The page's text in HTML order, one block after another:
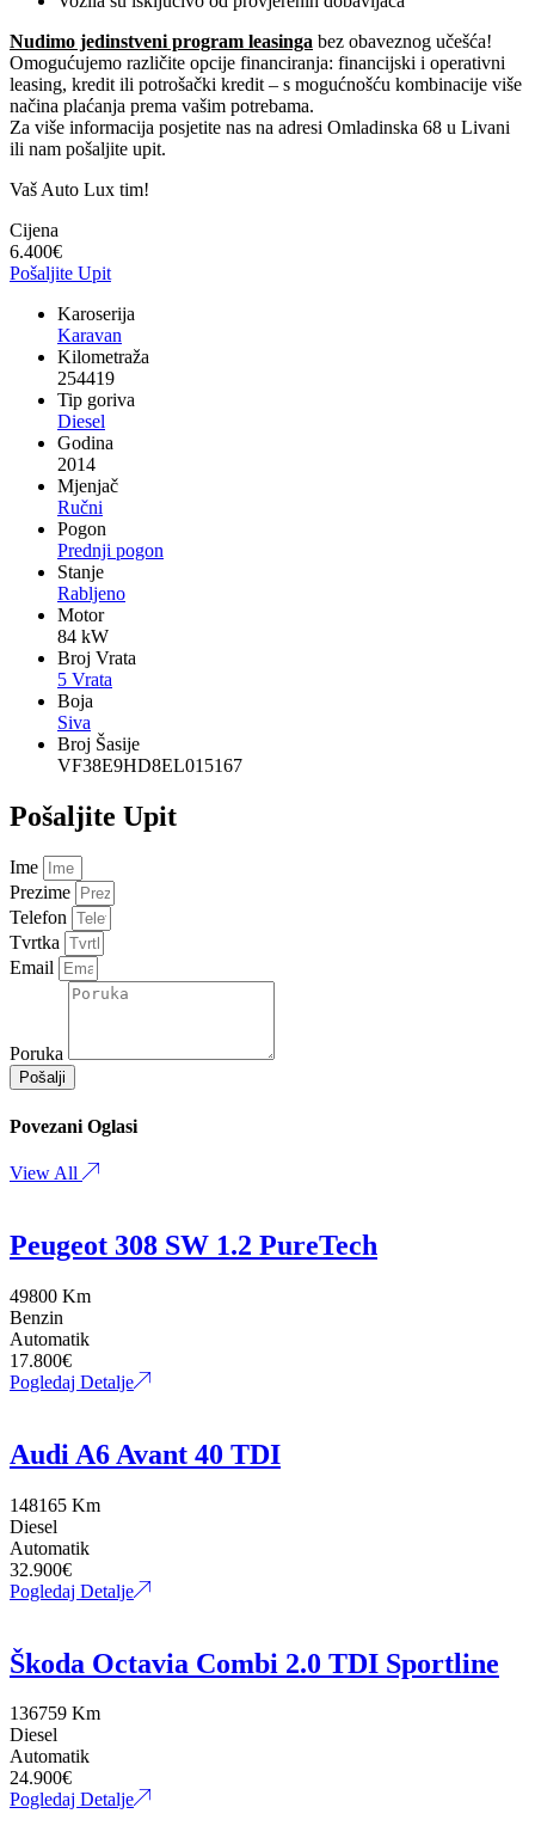
Nudimo jedinstveni program leasinga bez obaveznog učešća!
Omogućujemo različite opcije financiranja: financijski i operativni
leasing, kredit ili potrošački kredit – s mogućnošću kombinacije više
načina plaćanja prema vašim potrebama.
Za više informacija posjetite nas na adresi Omladinska 68 u Livani
ili nam pošaljite upit.
Vaš Auto Lux tim!
Cijena
6.400€
Pošaljite Upit
Karoserija
Karavan
Kilometraža
254419
Tip goriva
Diesel
Godina
2014
Mjenjač
Ručni
Pogon
Prednji pogon
Stanje
Rabljeno
Motor
84 kW
Broj Vrata
5 Vrata
Boja
Siva
Broj Šasije
VF38E9HD8EL015167
Pošaljite Upit
Ime
Prezime
Telefon
Tvrtka
Email
Poruka
Pošalji
Povezani Oglasi
View All
Peugeot 308 SW 1.2 PureTech
49800 Km
Benzin
Automatik
17.800€
Pogledaj Detalje
Audi A6 Avant 40 TDI
148165 Km
Diesel
Automatik
32.900€
Pogledaj Detalje
Škoda Octavia Combi 2.0 TDI Sportline
136759 Km
Diesel
Automatik
24.900€
Pogledaj Detalje